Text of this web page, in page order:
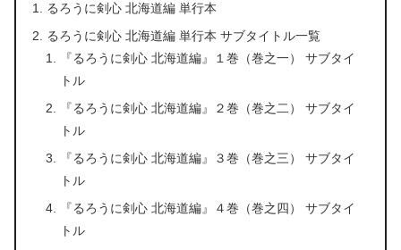
るろうに剣心 北海道編 単行本
るろうに剣心 北海道編 単行本 サブタイトル一覧
『るろうに剣心 北海道編』１巻（巻之一） サブタイ
トル
『るろうに剣心 北海道編』２巻（巻之二） サブタイ
トル
『るろうに剣心 北海道編』３巻（巻之三） サブタイ
トル
『るろうに剣心 北海道編』４巻（巻之四） サブタイ
トル